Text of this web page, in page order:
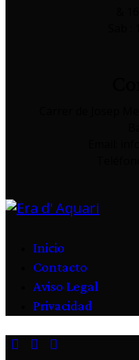
Inicio
Contacto
Aviso Legal
Privacidad